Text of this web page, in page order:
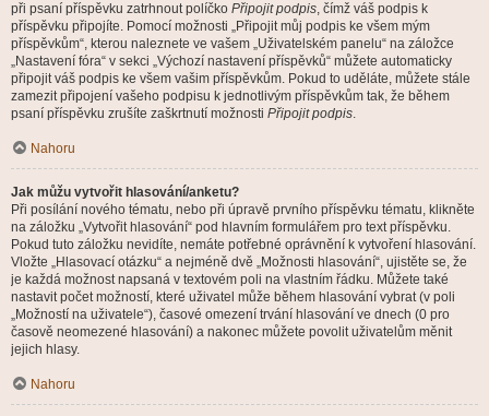
při psaní příspěvku zatrhnout políčko Připojit podpis, čímž váš podpis k
příspěvku připojíte. Pomocí možnosti „Připojit můj podpis ke všem mým
příspěvkům“, kterou naleznete ve vašem „Uživatelském panelu“ na záložce
„Nastavení fóra“ v sekci „Výchozí nastavení příspěvků“ můžete automaticky
připojit váš podpis ke všem vašim příspěvkům. Pokud to uděláte, můžete stále
zamezit připojení vašeho podpisu k jednotlivým příspěvkům tak, že během
psaní příspěvku zrušíte zaškrtnutí možnosti Připojit podpis.
Nahoru
Jak můžu vytvořit hlasování/anketu?
Při posílání nového tématu, nebo při úpravě prvního příspěvku tématu, klikněte
na záložku „Vytvořit hlasování“ pod hlavním formulářem pro text příspěvku.
Pokud tuto záložku nevidíte, nemáte potřebné oprávnění k vytvoření hlasování.
Vložte „Hlasovací otázku“ a nejméně dvě „Možnosti hlasování“, ujistěte se, že
je každá možnost napsaná v textovém poli na vlastním řádku. Můžete také
nastavit počet možností, které uživatel může během hlasování vybrat (v poli
„Možností na uživatele“), časové omezení trvání hlasování ve dnech (0 pro
časově neomezené hlasování) a nakonec můžete povolit uživatelům měnit
jejich hlasy.
Nahoru